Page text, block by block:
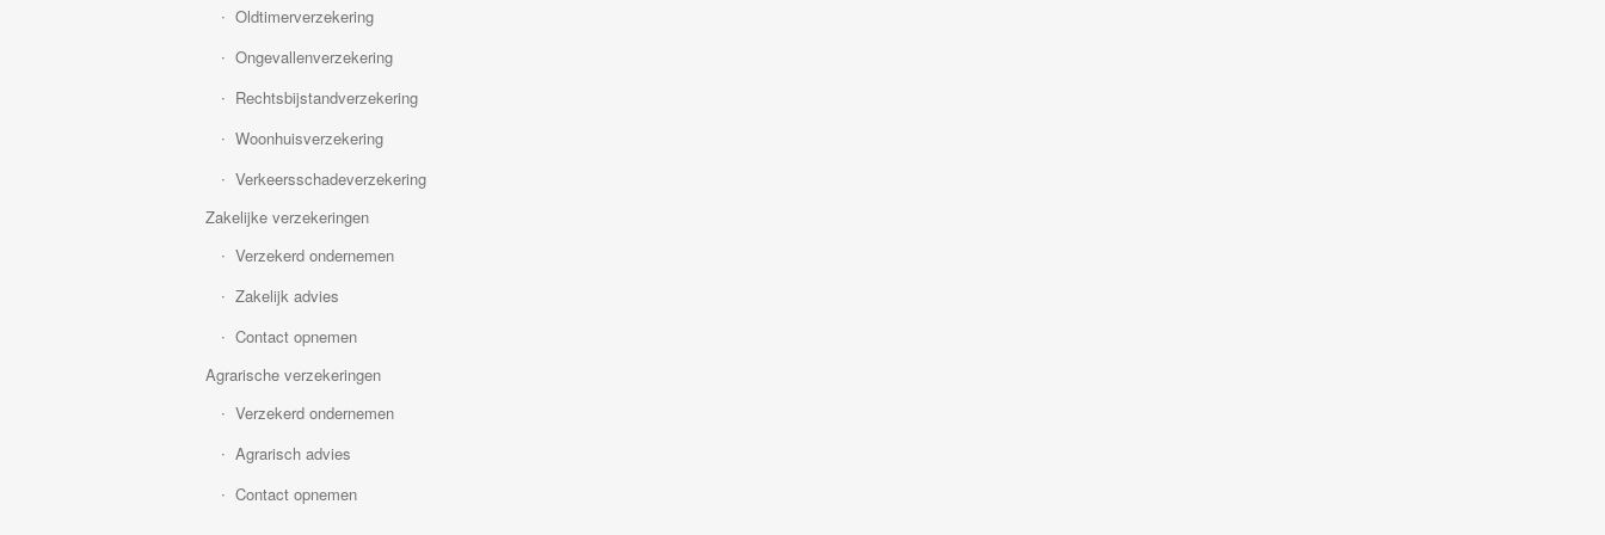
Oldtimerverzekering
Ongevallenverzekering
Rechtsbijstandverzekering
Woonhuisverzekering
Verkeersschadeverzekering
Zakelijke verzekeringen
Verzekerd ondernemen
Zakelijk advies
Contact opnemen
Agrarische verzekeringen
Verzekerd ondernemen
Agrarisch advies
Contact opnemen